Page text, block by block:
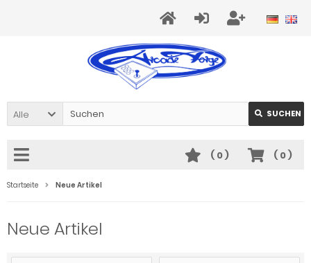
Alle SUCHEN
( 0)
( 0)
Startseite Neue Artikel
Neue Artikel